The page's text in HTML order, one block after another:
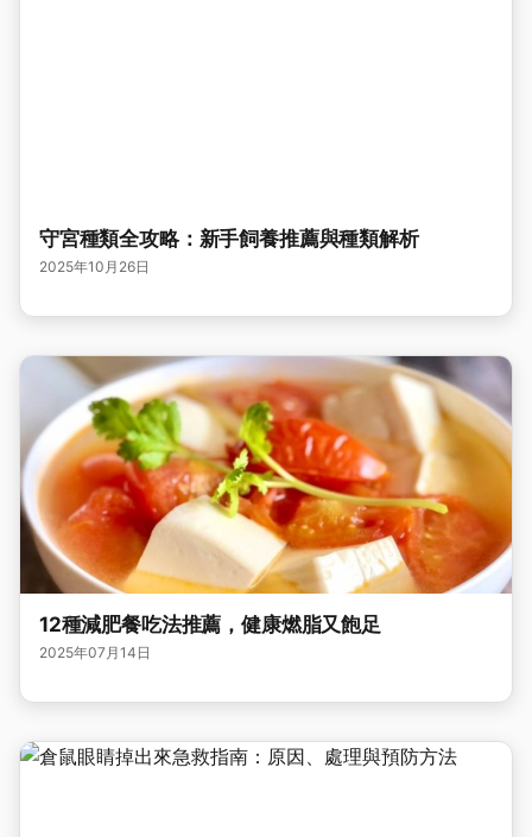
守宮種類全攻略：新手飼養推薦與種類解析
2025年10月26日
12種減肥餐吃法推薦，健康燃脂又飽足
2025年07月14日